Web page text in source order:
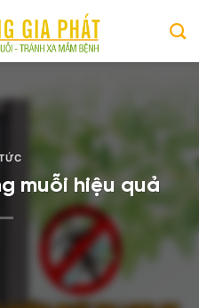
muỗi hiệu quả